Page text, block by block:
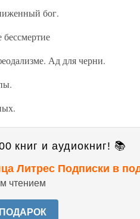
бог.
Ад для черни.
книг и аудиокниг! 📚
Литрес Подписки в
чтением